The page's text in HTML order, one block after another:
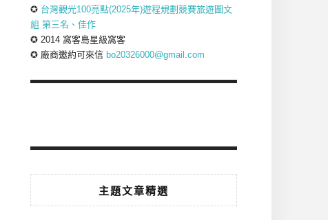
✪ 台灣觀光100亮點(2025年)遊程規劃競賽旅遊圖文
組 第三名、佳作
✪ 2014 窩客島星級窩客
✪ 廠商邀約可來信 bo20326000@gmail.com
主題文章精選